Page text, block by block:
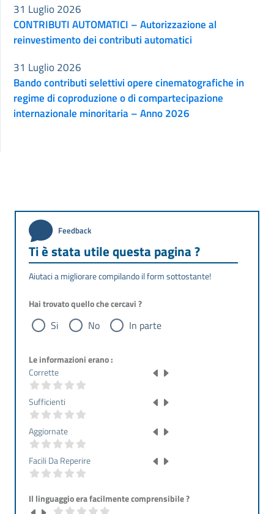
CONTRIBUTI AUTOMATICI – Autorizzazione al
reinvestimento dei contributi automatici
31 Luglio 2026
Bando contributi selettivi opere cinematografiche in
regime di coproduzione o di compartecipazione
internazionale minoritaria – Anno 2026
31 Luglio 2026
Feedback
Ti è stata utile questa pagina ?
Aiutaci a migliorare compilando il form sottostante!
Hai trovato quello che cercavi ?
Si No In parte
Le informazioni erano :
Corrette
Sufficienti
Aggiornate
Facili Da Reperire
Il linguaggio era facilmente comprensibile ?